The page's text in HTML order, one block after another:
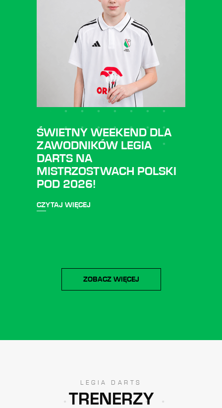
ŚWIETNY WEEKEND DLA
ZAWODNIKÓW LEGIA
DARTS NA
MISTRZOSTWACH POLSKI
POD 2026!
CZYTAJ WIĘCEJ
ZOBACZ WIĘCEJ
LEGIA DARTS
TRENERZY